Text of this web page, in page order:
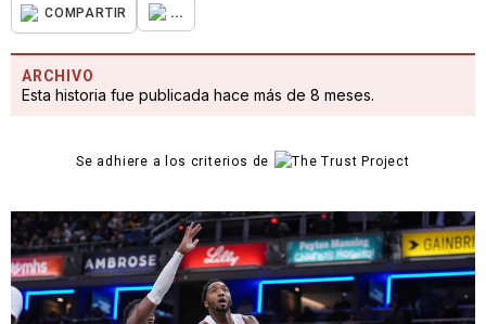
COMPARTIR ...
ARCHIVO
Esta historia fue publicada hace más de 8 meses.
Se adhiere a los criterios de